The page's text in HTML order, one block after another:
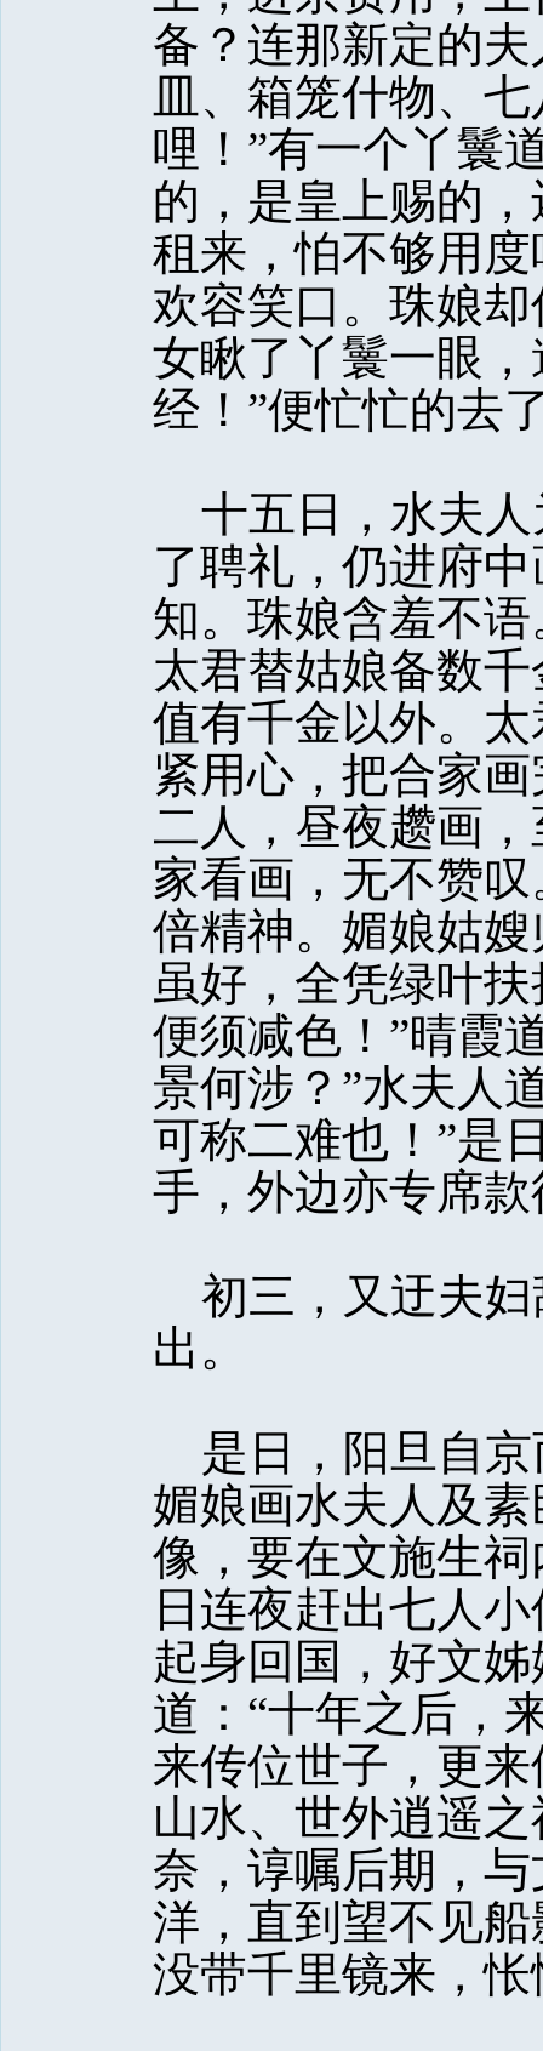
备？连那新定的
皿、箱笼什物、
哩！”有一个丫鬟
的，是皇上赐的
租来，怕不够用
欢容笑口。珠娘
女瞅了丫鬟一眼
经！”便忙忙的去
十五日，水夫人
了聘礼，仍进府
知。珠娘含羞不
太君替姑娘备数
值有千金以外。
紧用心，把合家
二人，昼夜趱画
家看画，无不赞
倍精神。媚娘姑
虽好，全凭绿叶
便须减色！”晴霞
景何涉？”水夫人
可称二难也！”是
手，外边亦专席
初三，又迂夫妇
出。
是日，阳旦自京
媚娘画水夫人及
像，要在文施生
日连夜赶出七人
起身回国，好文
道：“十年之后，
来传位世子，更
山水、世外逍遥
奈，谆嘱后期，
洋，直到望不见
没带千里镜来，